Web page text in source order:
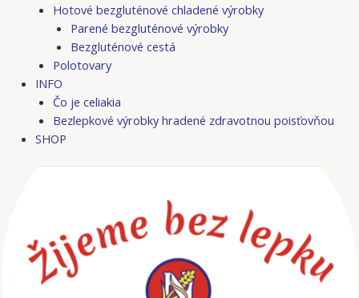
Hotové bezgluténové chladené výrobky
Parené bezgluténové výrobky
Bezgluténové cestá
Polotovary
INFO
Čo je celiakia
Bezlepkové výrobky hradené zdravotnou poisťovňou
SHOP